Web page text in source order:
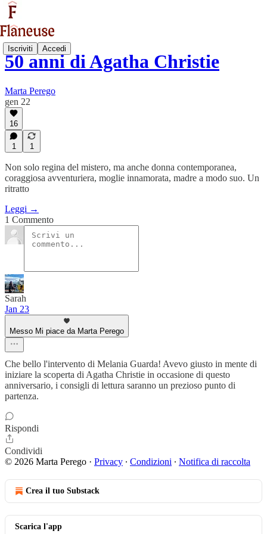
Iscriviti Accedi
50 anni di Agatha Christie
Marta Perego
gen 22
16
1 1
Non solo regina del mistero, ma anche donna contemporanea,
coraggiosa avventuriera, moglie innamorata, madre a modo suo. Un
ritratto
Leggi →
1 Commento
Sarah
Jan 23
Messo Mi piace da Marta Perego
Che bello l'intervento di Melania Guarda! Avevo giusto in mente di
iniziare la scoperta di Agatha Christie in occasione di questo
anniversario, i consigli di lettura saranno un prezioso punto di
partenza.
Rispondi
Condividi
© 2026 Marta Perego · Privacy ∙ Condizioni ∙ Notifica di raccolta
Crea il tuo Substack
Scarica l'app